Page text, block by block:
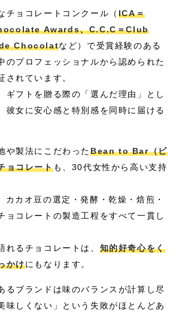
チョコレートコンクール（ ICA＝
Awards、C.C.C＝Club
Chocolatなど）で受賞経験のある
のプロフェッショナルから認められた
されています。
ギフトを贈る際の「選んだ理由」とし
彼女に安心感と特別感を同時に届ける
や製法にこだわったBean to Bar（ビ
ョコレートも、30代女性から高い支持
カオ豆の選定・発酵・乾燥・焙煎・
ョコレートの製造工程をすべて一貫し
れるチョコレートは、 知的好奇心をく
かけにもなります。
るブランドは味のバランスが計算し尽
味しくない」という失敗がほとんどあ